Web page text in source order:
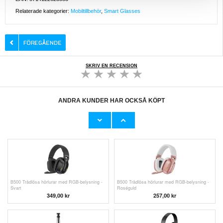
Relaterade kategorier: Mobiltillbehör, Smart Glasses
SKRIV EN RECENSION
ANDRA KUNDER HAR OCKSÅ KÖPT
SanDisk Extreme Pro SDXC-minneskort
QL18 solcellsdriven övervakningskamera med
B500 Trådlösa hörlurar med RGB-belysning -
Svart
349,00 kr
B500 Trådlösa hörlurar med RGB-belysning -
Roséguld
257,00 kr